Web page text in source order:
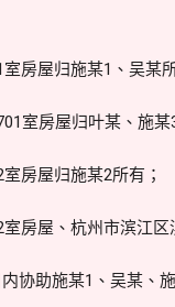
房屋归施某1、吴某
室房屋归叶某、施
房屋归施某2所有；
房屋、杭州市滨江
协助施某1、吴某、